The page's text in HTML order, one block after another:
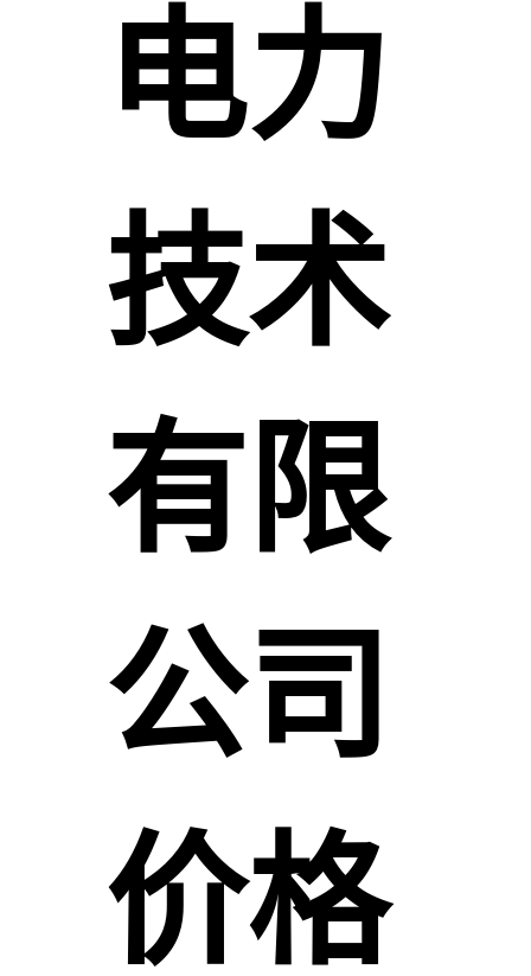
电力
技术
有限
公司
价格